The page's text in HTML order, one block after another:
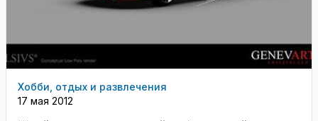
Хобби, отдых и развлечения
17 мая 2012